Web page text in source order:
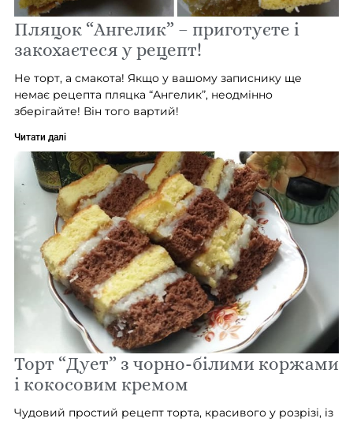
Пляцок “Ангелик” – приготуєте і
закохаєтеся у рецепт!
Не торт, а смакота! Якщо у вашому записнику ще
немає рецепта пляцка “Ангелик”, неодмінно
зберігайте! Він того вартий!
Читати далі
Торт “Дует” з чорно-білими коржами
і кокосовим кремом
Чудовий простий рецепт торта, красивого у розрізі, із